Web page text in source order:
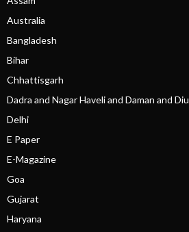
Australia
Bangladesh
Bihar
Chhattisgarh
Dadra and Nagar Haveli and Daman and Diu
Delhi
E Paper
E-Magazine
Goa
Gujarat
Haryana